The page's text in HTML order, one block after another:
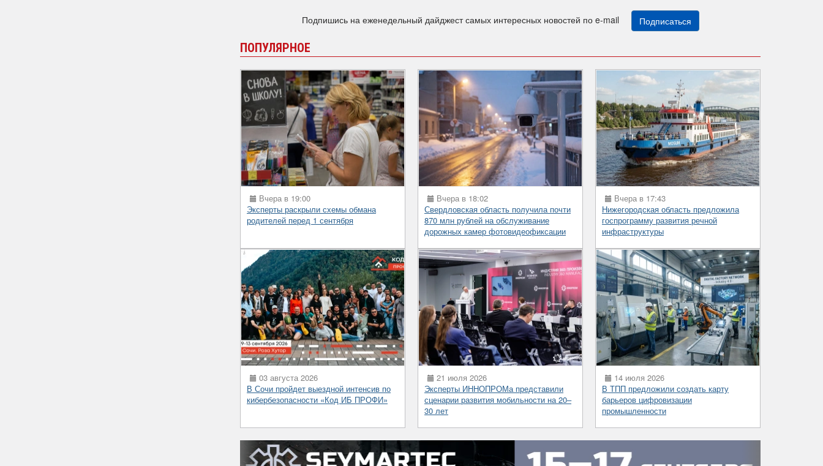
Подпишись на еженедельный дайджест самых интересных новостей по e-mail Подписаться
ПОПУЛЯРНОЕ
Вчера в 19:00
Эксперты раскрыли схемы обмана
родителей перед 1 сентября
Вчера в 18:02
Свердловская область получила почти
870 млн рублей на обслуживание
дорожных камер фотовидеофиксации
Вчера в 17:43
Нижегородская область предложила
госпрограмму развития речной
инфраструктуры
03 августа 2026
В Сочи пройдет выездной интенсив по
кибербезопасности «Код ИБ ПРОФИ»
21 июля 2026
Эксперты ИННОПРОМа представили
сценарии развития мобильности на 20–
30 лет
14 июля 2026
В ТПП предложили создать карту
барьеров цифровизации
промышленности